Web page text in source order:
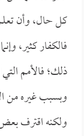
كل حال، وأن
فالكفار كثير،
ذلك؛ فالأمم
وبسبب غيره من
ولكنه اقترف بعض